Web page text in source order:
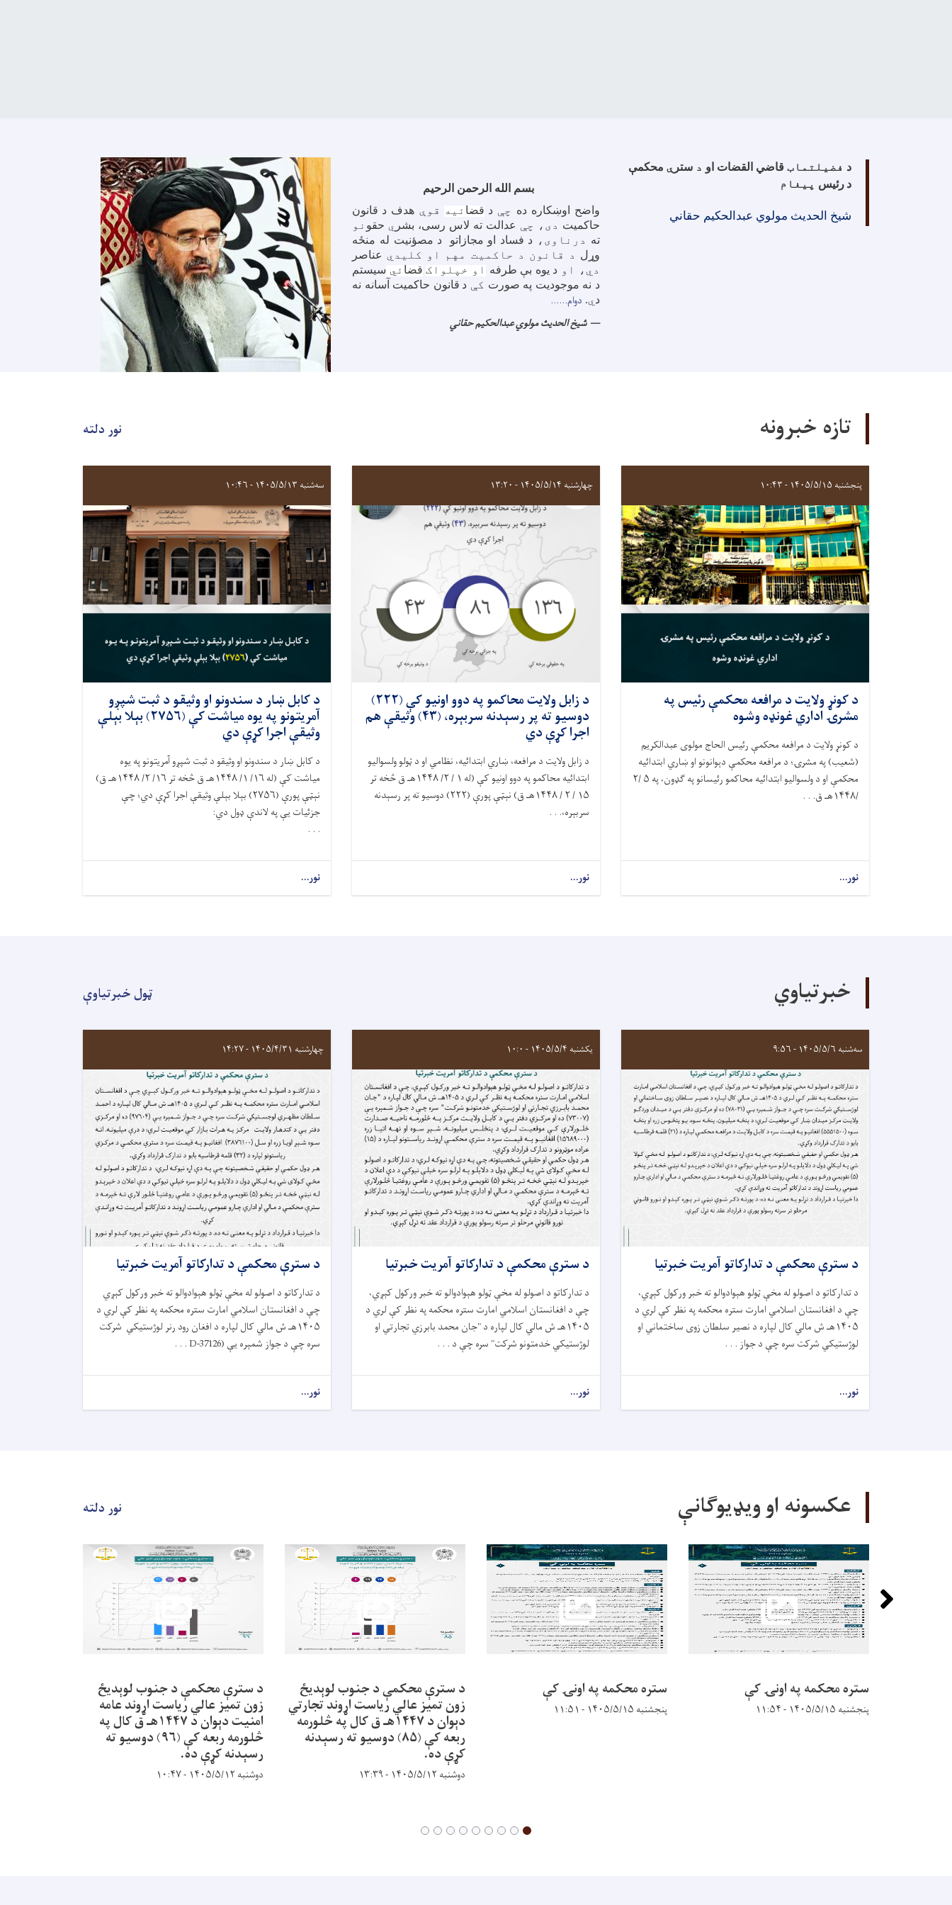
د فضیلتماب قاضي القضات او د ستر ې محکمې
د رئیس پیغام
شیخ الحدیث مولوي عبدالحکیم حقاني
بسم الله الرحمن الرحیم
واضح اوښکاره ده چې د قضا ئیه قوې هدف د قانون
حاکمیت دی، چې عدالت ته لاس رسی، بشر ي حقو نو
ته درناوی، د فساد او مجازاتو د مصؤنیت له منځه
وړل د قانون د حاکمیت مهم او کلیدي عناصر
دي، او د یوه بې طرفه او خپلواک قضا ئي سیستم
د نه موجودیت په صورت کې د قانون حاکمیت آسانه نه
دي. دوام......
شیخ الحدیث مولوي عبدالحکیم حقاني
تازه خبرونه نور دلته
پنجشنبه ۱۴۰۵/۵/۱۵ - ۱۰:۴۳
د کونړ ولایت د مرافعه محکمې رئيس په
مشرۍ اداري غونډه وشوه
د کونړ ولایت د مرافعه محکمې رئيس الحاج مولوی عبدالکریم
(شعیب) په مشرۍ؛ د مرافعه محکمې دېوانونو او ښاري ابتدائيه
محکمې او د ولسوالیو ابتدائيه محاکمو رئيسانو په ګډون، په ۵ /۲
/۱۴۴۸هـ ق. . .
نور...
چهارشنبه ۱۴۰۵/۵/۱۴ - ۱۳:۲۰
د زابل ولايت محاکمو په دوو اونيو کې (۲۲۲)
دوسیو ته پر رسېدنه سربېره، (۴۳) وثیقې هم
اجرا کړې دي
د زابل ولایت د مرافعه، ښاري ابتدائیه، نظامي او د ټولو ولسواليو
ابتدائيه محاکمو په دوو اونيو کې (له ۱ / ۲/ ۱۴۴۸هـ ق څخه تر
۱۵ / ۲ / ۱۴۴۸هـ ق) نېټې پورې (۲۲۲) دوسيو ته پر رسېدنه
سربېره،. . .
نور...
سه‌شنبه ۱۴۰۵/۵/۱۳ - ۱۰:۴۶
د کابل ښار د سندونو او وثیقو د ثبت شپږو
آمریتونو په يوه مياشت کې (۲۷۵۶) بېلا بېلې
وثیقې اجرا کړې دي
د کابل ښار د سندونو او وثيقو د ثبت شپږو آمريتونو په يوه
مياشت کې (له ۱۶/ ۱/ ۱۴۴۸هـ ق څخه تر ۱۶/ ۲/ ۱۴۴۸هـ ق)
نېټې پورې (۲۷۵۶) بېلا بېلې وثيقې اجرا کړې دي؛ چې
جزئيات يې په لاندې ډول دي:
. . .
نور...
خبرتیاوي ټول خبرتیاوې
سه‌شنبه ۱۴۰۵/۵/۶ - ۹:۵۶
د سترې محکمې د تدارکاتو آمريت خبرتيا
د تدارکاتو د اصولو له مخې ټولو هېوادوالو ته خبر ورکول کېږي،
چې د افغانستان اسلامي امارت ستره محکمه په نظر کې لري د
۱۴۰۵هـ ش مالي کال لپاره د نصیر سلطان زوی ساختماني او
لوژستیکي شرکت سره چې د جواز . . .
نور...
یکشنبه ۱۴۰۵/۵/۴ - ۱۰:۰
د سترې محکمې د تدارکاتو آمريت خبرتيا
د تدارکاتو د اصولو له مخې ټولو هېوادوالو ته خبر ورکول کېږي،
چې د افغانستان اسلامي امارت ستره محکمه په نظر کې لري د
۱۴۰۵هـ ش مالي کال لپاره د "جان محمد بابرزي تجارتي او
لوژستیکي خدمتونو شرکت" سره چې د . . .
نور...
چهارشنبه ۱۴۰۵/۴/۳۱ - ۱۴:۲۷
د سترې محکمې د تدارکاتو آمريت خبرتیا
د تدارکاتو د اصولو له مخې ټولو هېوادوالو ته خبر ورکول کېږي
چې د افغانستان اسلامي امارت ستره محکمه په نظر کې لري د
۱۴۰۵هـ ش مالي کال لپاره د افغان رود رنر لوژستیکي شرکت
سره چې د جواز شمېره یې (D-37126 . . .
نور...
عکسونه او ویډیوګانې نور دلته
ستره محکمه په اونۍ کې
پنجشنبه ۱۴۰۵/۵/۱۵ - ۱۱:۵۴
ستره محکمه په اونۍ کې
پنجشنبه ۱۴۰۵/۵/۱۵ - ۱۱:۵۱
د سترې محکمې د جنوب لوېديځ
زون تمیز عالي ریاست اړوند تجارتي
دېوان د ۱۴۴۷هـ ق کال په څلورمه
ربعه کې (۸۵) دوسیو ته رسېدنه
کړې ده.
دوشنبه ۱۴۰۵/۵/۱۲ - ۱۳:۳۹
د سترې محکمې د جنوب لوېديځ
زون تمیز عالي ریاست اړوند عامه
امنيت دېوان د ۱۴۴۷هـ ق کال په
څلورمه ربعه کې (۹۶) دوسیو ته
رسېدنه کړې ده.
دوشنبه ۱۴۰۵/۵/۱۲ - ۱۰:۴۷